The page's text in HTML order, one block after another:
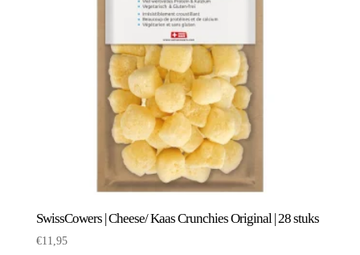
SwissCowers | Cheese/ Kaas Crunchies Original | 28 stuks
€11,95